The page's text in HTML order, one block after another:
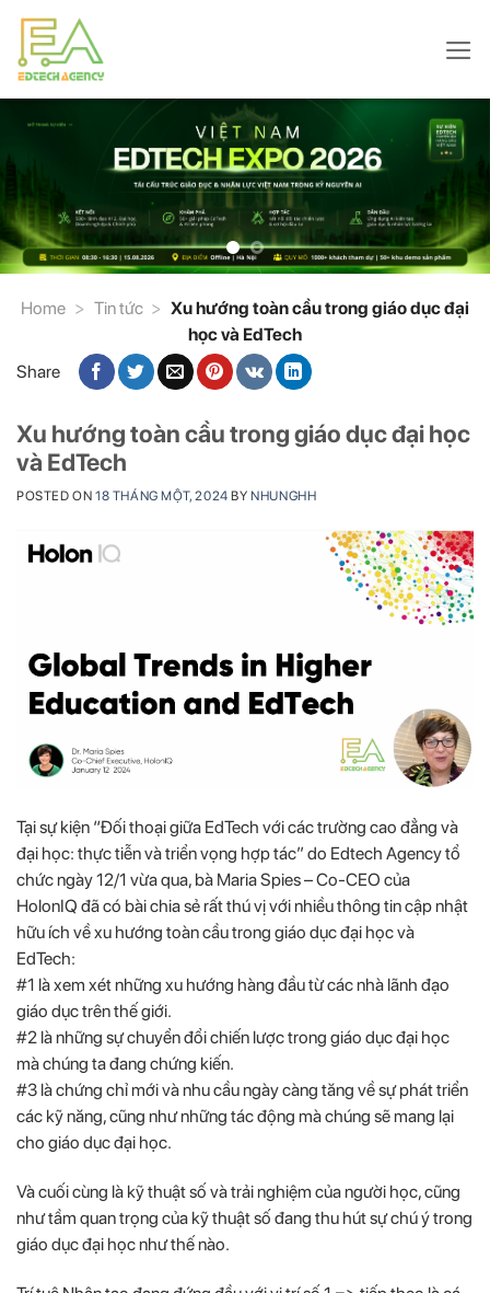
content
Home > Tin tức > Xu hướng toàn cầu trong giáo dục đại
học và EdTech
Share
Xu hướng toàn cầu trong giáo dục đại học
và EdTech
POSTED ON 18 THÁNG MỘT, 2024 BYNHUNGHH
Tại sự kiện “Đối thoại giữa EdTech với các trường cao đẳng và
đại học: thực tiễn và triển vọng hợp tác” do Edtech Agency tổ
chức ngày 12/1 vừa qua, bà Maria Spies – Co-CEO của
HolonIQ đã có bài chia sẻ rất thú vị với nhiều thông tin cập nhật
hữu ích về xu hướng toàn cầu trong giáo dục đại học và
EdTech:
#1 là xem xét những xu hướng hàng đầu từ các nhà lãnh đạo
giáo dục trên thế giới.
#2 là những sự chuyển đổi chiến lược trong giáo dục đại học
mà chúng ta đang chứng kiến.
#3 là chứng chỉ mới và nhu cầu ngày càng tăng về sự phát triển
các kỹ năng, cũng như những tác động mà chúng sẽ mang lại
cho giáo dục đại học.
Và cuối cùng là kỹ thuật số và trải nghiệm của người học, cũng
như tầm quan trọng của kỹ thuật số đang thu hút sự chú ý trong
giáo dục đại học như thế nào.